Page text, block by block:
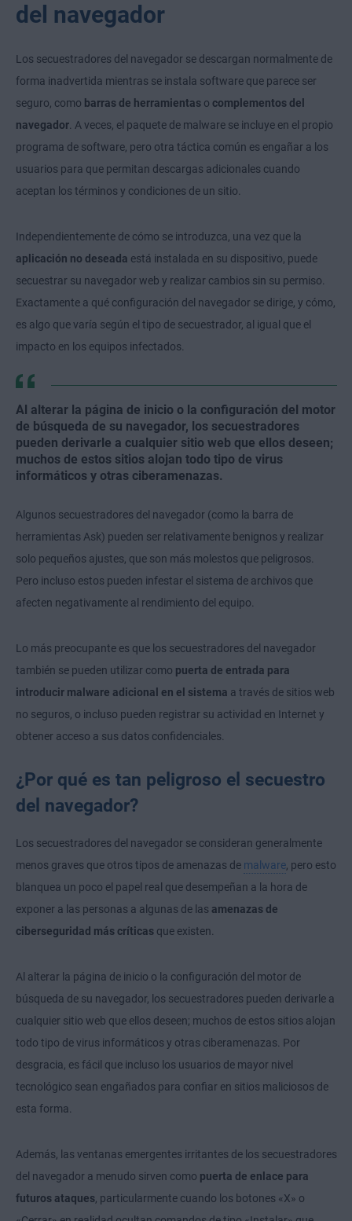
del navegador
Los secuestradores del navegador se descargan normalmente de
forma inadvertida mientras se instala software que parece ser
seguro, como barras de herramientas o complementos del
navegador. A veces, el paquete de malware se incluye en el propio
programa de software, pero otra táctica común es engañar a los
usuarios para que permitan descargas adicionales cuando
aceptan los términos y condiciones de un sitio.
Independientemente de cómo se introduzca, una vez que la
aplicación no deseada está instalada en su dispositivo, puede
secuestrar su navegador web y realizar cambios sin su permiso.
Exactamente a qué configuración del navegador se dirige, y cómo,
es algo que varía según el tipo de secuestrador, al igual que el
impacto en los equipos infectados.
Al alterar la página de inicio o la configuración del motor
de búsqueda de su navegador, los secuestradores
pueden derivarle a cualquier sitio web que ellos deseen;
muchos de estos sitios alojan todo tipo de virus
informáticos y otras ciberamenazas.
Algunos secuestradores del navegador (como la barra de
herramientas Ask) pueden ser relativamente benignos y realizar
solo pequeños ajustes, que son más molestos que peligrosos.
Pero incluso estos pueden infestar el sistema de archivos que
afecten negativamente al rendimiento del equipo.
Lo más preocupante es que los secuestradores del navegador
también se pueden utilizar como puerta de entrada para
introducir malware adicional en el sistema a través de sitios web
no seguros, o incluso pueden registrar su actividad en Internet y
obtener acceso a sus datos confidenciales.
¿Por qué es tan peligroso el secuestro
del navegador?
Los secuestradores del navegador se consideran generalmente
menos graves que otros tipos de amenazas de malware, pero esto
blanquea un poco el papel real que desempeñan a la hora de
exponer a las personas a algunas de las amenazas de
ciberseguridad más críticas que existen.
Al alterar la página de inicio o la configuración del motor de
búsqueda de su navegador, los secuestradores pueden derivarle a
cualquier sitio web que ellos deseen; muchos de estos sitios alojan
todo tipo de virus informáticos y otras ciberamenazas. Por
desgracia, es fácil que incluso los usuarios de mayor nivel
tecnológico sean engañados para confiar en sitios maliciosos de
esta forma.
Además, las ventanas emergentes irritantes de los secuestradores
del navegador a menudo sirven como puerta de enlace para
futuros ataques, particularmente cuando los botones «X» o